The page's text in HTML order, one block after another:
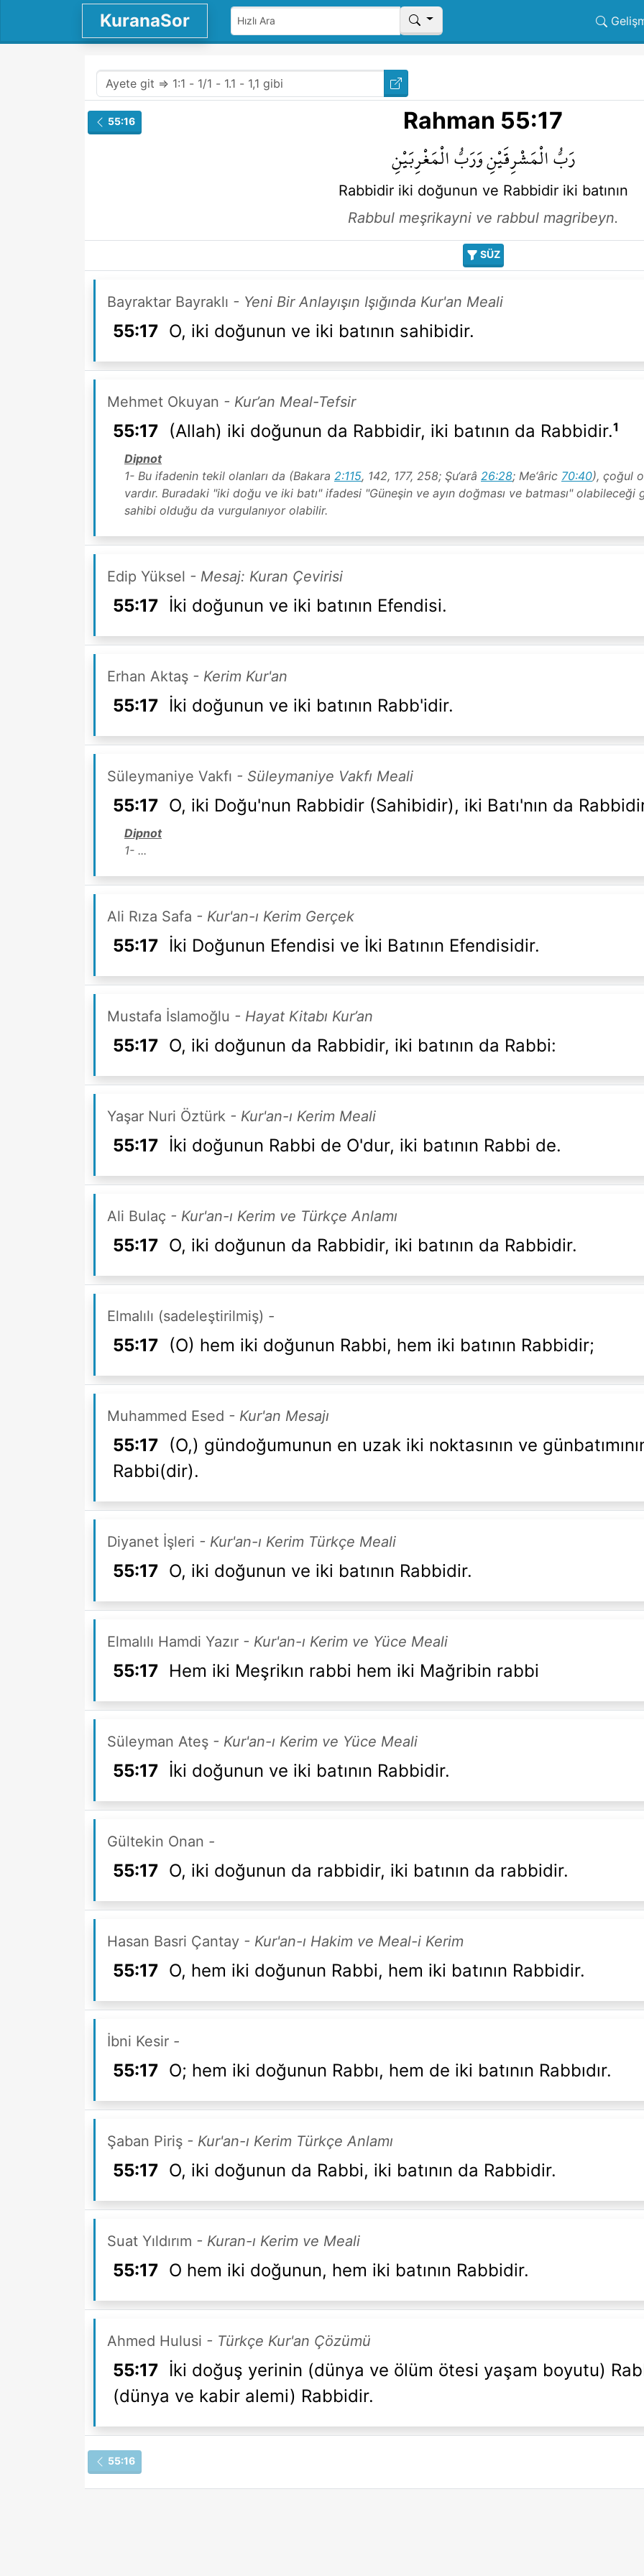
KuranaSor
55:16 Rahman 55:17
رَبُّالْمَشْرِقَيْنِوَرَبُّالْمَغْرِبَيْنِ
Rabbidir iki doğunun ve Rabbidir iki batının
Rabbul meşrikayni ve rabbul magribeyn.
SÜZ
Bayraktar Bayraklı - Yeni Bir Anlayışın Işığında Kur'an Meali
55:17 O, iki doğunun ve iki batının sahibidir.
Mehmet Okuyan - Kur’an Meal-Tefsir
55:17 (Allah) iki doğunun da Rabbidir, iki batının da Rabbidir.1
Dipnot
1- Bu ifadenin tekil olanları da (Bakara 2:115, 142, 177, 258; Şu‘arâ 26:28; Me‘âric 70:40), çoğul
vardır. Buradaki "iki doğu ve iki batı" ifadesi "Güneşin ve ayın doğması ve batması" olabileceği
sahibi olduğu da vurgulanıyor olabilir.
Edip Yüksel - Mesaj: Kuran Çevirisi
55:17 İki doğunun ve iki batının Efendisi.
Erhan Aktaş - Kerim Kur'an
55:17 İki doğunun ve iki batının Rabb'idir.
Süleymaniye Vakfı - Süleymaniye Vakfı Meali
55:17 O, iki Doğu'nun Rabbidir (Sahibidir), iki Batı'nın da
Dipnot
1- ...
Ali Rıza Safa - Kur'an-ı Kerim Gerçek
55:17 İki Doğunun Efendisi ve İki Batının Efendisidir.
Mustafa İslamoğlu - Hayat Kitabı Kur’an
55:17 O, iki doğunun da Rabbidir, iki batının da Rabbi:
Yaşar Nuri Öztürk - Kur'an-ı Kerim Meali
55:17 İki doğunun Rabbi de O'dur, iki batının Rabbi de.
Ali Bulaç - Kur'an-ı Kerim ve Türkçe Anlamı
55:17 O, iki doğunun da Rabbidir, iki batının da Rabbidir.
Elmalılı (sadeleştirilmiş) -
55:17 (O) hem iki doğunun Rabbi, hem iki batının Rabbidir;
Muhammed Esed - Kur'an Mesajı
55:17 (O,) gündoğumunun en uzak iki noktasının ve
Rabbi(dir).
Diyanet İşleri - Kur'an-ı Kerim Türkçe Meali
55:17 O, iki doğunun ve iki batının Rabbidir.
Elmalılı Hamdi Yazır - Kur'an-ı Kerim ve Yüce Meali
55:17 Hem iki Meşrikın rabbi hem iki Mağribin rabbi
Süleyman Ateş - Kur'an-ı Kerim ve Yüce Meali
55:17 İki doğunun ve iki batının Rabbidir.
Gültekin Onan -
55:17 O, iki doğunun da rabbidir, iki batının da rabbidir.
Hasan Basri Çantay - Kur'an-ı Hakim ve Meal-i Kerim
55:17 O, hem iki doğunun Rabbi, hem iki batının Rabbidir.
İbni Kesir -
55:17 O; hem iki doğunun Rabbı, hem de iki batının Rabbıdır.
Şaban Piriş - Kur'an-ı Kerim Türkçe Anlamı
55:17 O, iki doğunun da Rabbi, iki batının da Rabbidir.
Suat Yıldırım - Kuran-ı Kerim ve Meali
55:17 O hem iki doğunun, hem iki batının Rabbidir.
Ahmed Hulusi - Türkçe Kur'an Çözümü
55:17 İki doğuş yerinin (dünya ve ölüm ötesi yaşam boyutu)
(dünya ve kabir alemi) Rabbidir.
55:16